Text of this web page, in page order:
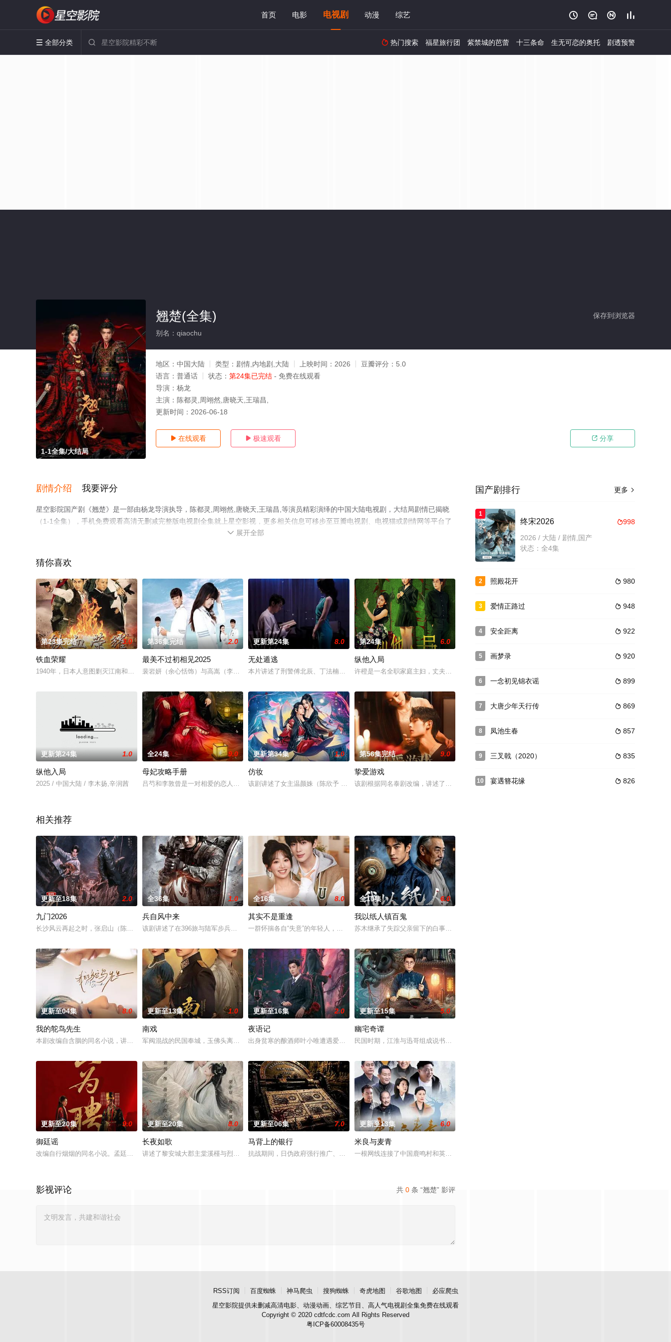
首页 电影 电视剧 动漫 综艺    
 全部分类   热门搜索 福星旅行团 紫禁城的芭蕾 十三条命 生无可恋的奥托 剧透预警
1-1全集/大结局
保存到浏览器
翘楚(全集)
别名：qiaochu
地区： 中国大陆 类型： 剧情,内地剧,大陆 上映时间： 2026 豆瓣评分： 5.0
语言： 普通话 状态： 第24集已完结 - 免费在线观看
导演： 杨龙
主演： 陈都灵,周翊然,唐晓天,王瑞昌,
更新时间： 2026-06-18
 在线观看  极速观看  分享
剧情介绍 我要评分
星空影院国产剧《翘楚》是一部由杨龙导演执导，陈都灵,周翊然,唐晓天,王瑞昌,等演员精彩演绎的中国大陆电视剧，大结局剧情已揭晓
（1-1全集），手机免费观看高清无删减完整版电视剧全集就上星空影视，更多相关信息可移步至豆瓣电视剧、电视猫或剧情网等平台了
 展开全部
猜你喜欢
第23集完结 3.0
铁血荣耀
1940年，日本人意图剿灭江南和江北的新四军。日军策反并安插了袁向辰的副官代名扬，设下毒计，将袁向辰部
第36集完结 2.0
最美不过初相见2025
裴岩妍（余心恬饰）与高嵩（李玹雨饰）相识于高中，热恋于大学时代，分手于慌乱迷失的大学毕业季，当他们失去
更新第24集 8.0
无处遁逃
本片讲述了刑警傅北辰、丁法楠二人齐心合力，并成功与广大热心群众警民配合上下一心，成功摧毁了反派胡正荣的
第24集 6.0
​纵他入局​
许橙是一名全职家庭主妇，丈夫陆衍是私人医院的主治医师。结婚五年，二人生了一个可爱的女儿陆嘉嘉。一
更新第24集 1.0
纵他入局
2025 / 中国大陆 / 李木扬,辛润茜
全24集 9.0
母妃攻略手册
吕芍和李敦曾是一对相爱的恋人，但造化弄人，吕芍却成为了皇子李敦的母妃。为摆脱李敦，吕芍计划了一场出逃，
更新第34集 1.0
仿妆
该剧讲述了女主温颜姝（陈欣予 饰）和男主慕寒（管栎 饰）阴差阳错之下用不同的身份从相识相知到真诚相爱，
第56集完结 9.0
挚爱游戏
该剧根据同名泰剧改编，讲述了远飞集团的千金许诺（何瑞贤 饰）从小生长在父母溺爱中，从国外留学深造归
相关推荐
更新至18集 2.0
九门2026
长沙风云再起之时，张启山（陈伟霆 饰）与吴老狗（曾舜晞 饰）强强联手，携手霍仙姑（陈瑶 饰）与九门诸人
全36集 1.0
兵自风中来
该剧讲述了在396旅与陆军步兵学院联合举办的小型军事演习中，郭子剑因不满演习流于形式，假传指令要求真打
全16集 8.0
其实不是重逢
一群怀揣各自“失意”的年轻人，在沿海小城南安相遇相知，他们决心各展所长创办旅行社。他们以当地的特色人文
全10集 6.0
我以纸人镇百鬼
苏木继承了失踪父亲留下的白事馆，本想低调扎纸维生，却因一具流血的新娘纸人卷入了一场跨越十年的惊天
更新至04集 8.0
我的鸵鸟先生
本剧改编自含胭的同名小说，讲述了邻家女孩庞倩（苏晓彤 饰）与童年时因一场意外落下身体残缺的少年顾铭夕（
更新至13集 1.0
南戏
军阀混战的民国奉城，玉佛头离奇失窃，戏班主横尸戏台，将冷血少帅许又安与昆曲名伶荣筱楠推向不死不休的对立
更新至16集 2.0
夜语记
出身贫寒的酿酒师叶小唯遭遇爱人程桉、恩师林晚媚的双重背叛。她从恨意中涅槃重生，借私生女桑落的身份入住程
更新至15集 5.0
幽宅奇谭
民国时期，江淮与迅哥组成说书班子，偶遇“白天人住屋，晚上鬼占房”的阴阳宅，江淮被掳走配“阴婚”。他与女
更新至20集 9.0
御廷谣
改编自行烟烟的同名小说。孟廷辉，大平王朝有史以来个以女子进士科三元及第入翰林院的奇女子。十年前的她被他
更新至20集 8.0
长夜如歌
讲述了黎安城大郡主棠溪槿与烈云峥之间曲折动人的情感，以及他们在复杂局势中坚守初心、勇敢面对困难的爱情故
更新至06集 7.0
马背上的银行
抗战期间，日伪政府强行推广、使用由“中国准备银行”发行的伪钞货币。根据党中央指示，高景波、徐邵梁、孙希
更新至13集 6.0
米良与麦青
一根网线连接了中国鹿鸣村和英国牛津，麦香通过视频向米良宣告：婚不结了。鹿鸣村开了锅，村民大骂麦香
共 0 条 “翘楚” 影评
影视评论
更多 
国产剧排行
1
998
终宋2026
2026 / 大陆 / 剧情,国产
状态：全4集
2  980
照殿花开
3  948
爱情正路过
4  922
安全距离
5  920
画梦录
6  899
一念初见锦衣谣
7  869
大唐少年天行传
8  857
凤池生春
9  835
三叉戟（2020）
10  826
宴遇簪花缘
RSS订阅 百度蜘蛛 神马爬虫 搜狗蜘蛛 奇虎地图 谷歌地图
必应爬虫
星空影院提供未删减高清电影、动漫动画、综艺节目、高人气电视剧全集免费在线观看
Copyright © 2020 cdtfcdc.com All Rights Reserved
粤ICP备60008435号